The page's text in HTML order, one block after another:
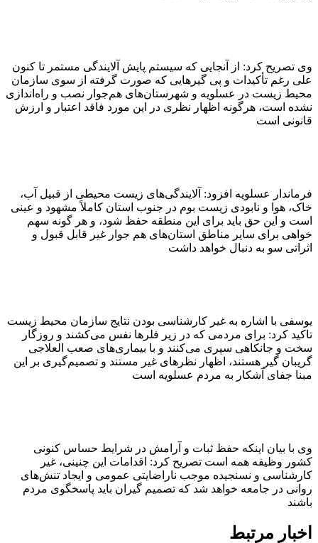
وی تصریح کرد: از آنجایی که سیستم پایش آلایندگی مستمر تا کنون
علی رغم تأکیدات و پی گیرهایی که صورت گرفته از سوی سازمان
محیط زیست در عسلویه و شهرستان‌های هم‌جوار نصب و راه‌اندازی
نشده است، هرگونه اظهار نظری در این مورد فاقد اعتبار و ارزش
قانونی است
فرماندار عسلویه افزود: آلایندگی‌های زیست محیطی از قبیل آب،
خاک، هوا و نابودی زیست بوم در جنوب استان کاملاً مشهود و عینی
است و این حق باید برای این منطقه حفظ شود، و هر گونه سهم
خواهی برای سایر مناطق استان‌های هم جوار غیر قابل قبول و
اثراتی سو به دنبال خواهد داشت
یوسفی با اشاره به غیر کارشناسی بودن نتایج سازمان محیط زیست
تاکید کرد: برای مردمی که در زیر فلرها نفس می‌کشند و روزگار
سخت و جانکاهی سپری می‌کنند و با بیماری‌های صعب العلاجی
گریبان گیر هستند، اظهار نظرهای غیر مستند و تصمیم‌گیری بر این
مبنا جفای آشکار به مردم عسلویه است
وی با بیان اینکه حفظ ثبات و آرامش در شرایط حساس کنونی
کشور وظیفه همه است تصریح کرد: اقدامات این چنینی، غیر
کارشناسی و نسنجیده موجب ناراضایتی عمومی و ایجاد تنش‌های
روانی در جامعه خواهد شد که تصمیم گیران باید پاسخگوی مردم
باشند
اخبار مرتبط